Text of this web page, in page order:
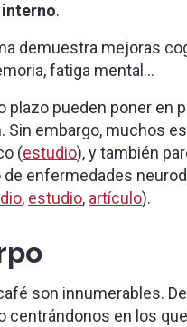
.
demuestra mejoras
fatiga mental…
pueden poner en
embargo, muchos
(estudio), y también
enfermedades
, estudio, artículo).
son innumerables.
centrándonos en los